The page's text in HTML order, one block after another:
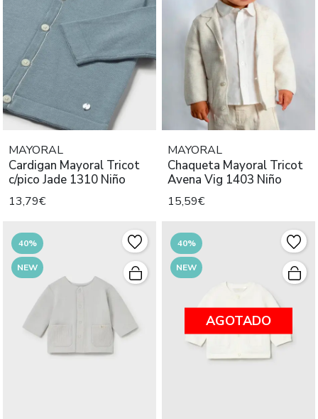
MAYORAL
Cardigan Mayoral Tricot
c/pico Jade 1310 Niño
13,79€
MAYORAL
Chaqueta Mayoral Tricot
Avena Vig 1403 Niño
15,59€
40%
NEW
40%
NEW
AGOTADO